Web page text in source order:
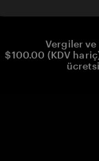
Vergiler
$100.00 (KDV